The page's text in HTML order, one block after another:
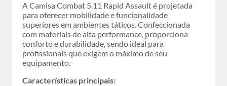
A Camisa Combat 5.11 Rapid Assault é projetada
para oferecer mobilidade e funcionalidade
superiores em ambientes táticos. Confeccionada
com materiais de alta performance, proporciona
conforto e durabilidade, sendo ideal para
profissionais que exigem o máximo de seu
equipamento.
Características principais: